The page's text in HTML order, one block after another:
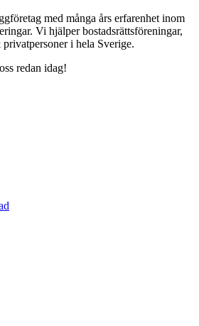
med många års erfarenhet inom
Vi hjälper bostadsrättsföreningar,
i hela Sverige.
redan idag!